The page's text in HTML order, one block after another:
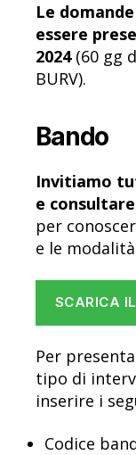
Le
essere
2024(60 gg
BURV).
Bando
Invitiamo
e
per
e le
SCARICA
Per
tipo di
inserire i
Codice